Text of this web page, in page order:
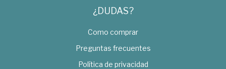
¿DUDAS?
Como comprar
Preguntas frecuentes
Política de privacidad